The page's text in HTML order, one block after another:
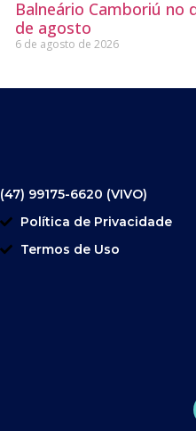
Balneário Camboriú no
de agosto
6 de agosto de 2026
(47) 99175-6620 (VIVO)
Política de Privacidade
Termos de Uso